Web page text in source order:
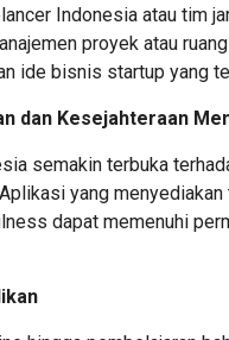
Indonesia atau tim
proyek atau
ide bisnis startup yang
dan Kesejahteraan
semakin terbuka
yang
dapat memenuhi